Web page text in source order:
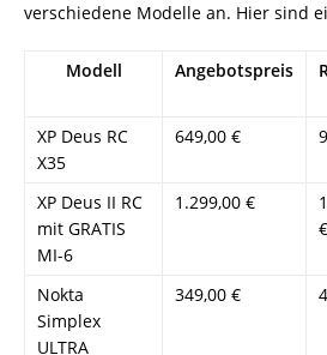
verschiedene Modelle an. Hier sind
Modell Angebotspreis
XP Deus RC
X35
649,00 €
XP Deus II RC
mit GRATIS
MI-6
1.299,00 €
€
Nokta
Simplex
ULTRA
349,00 €